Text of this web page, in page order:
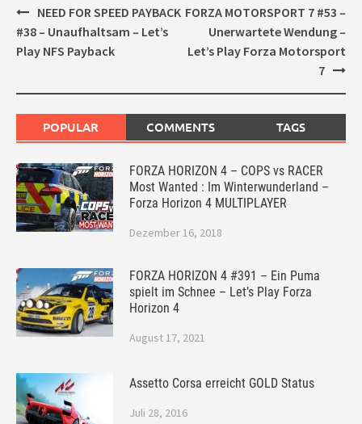
Post
navigation
NEED FOR SPEED PAYBACK
#38 – Unaufhaltsam – Let’s
Play NFS Payback
FORZA MOTORSPORT 7 #53 –
Unerwartete Wendung –
Let’s Play Forza Motorsport
7
POPULAR COMMENTS TAGS
FORZA HORIZON 4 – COPS vs RACER
Most Wanted : Im Winterwunderland –
Forza Horizon 4 MULTIPLAYER
Dezember 16, 2018
FORZA HORIZON 4 #391 – Ein Puma
spielt im Schnee – Let’s Play Forza
Horizon 4
August 17, 2021
Assetto Corsa erreicht GOLD Status
Juli 28, 2016